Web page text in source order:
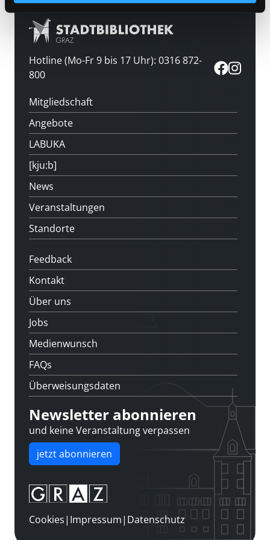
Hotline (Mo-Fr 9 bis 17 Uhr): 0316 872-
800
Mitgliedschaft
Angebote
LABUKA
[kju:b]
News
Veranstaltungen
Standorte
Feedback
Kontakt
Über uns
Jobs
Medienwunsch
FAQs
Überweisungsdaten
Newsletter abonnieren
und keine Veranstaltung verpassen
jetzt abonnieren
Cookies| Impressum| Datenschutz